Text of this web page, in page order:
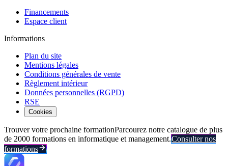
Financements
Espace client
Informations
Plan du site
Mentions légales
Conditions générales de vente
Règlement intérieur
Données personnelles (RGPD)
RSE
Cookies
Trouver votre prochaine formationParcourez notre catalogue de plus
de 2000 formations en informatique et management.Consulter nos
formations